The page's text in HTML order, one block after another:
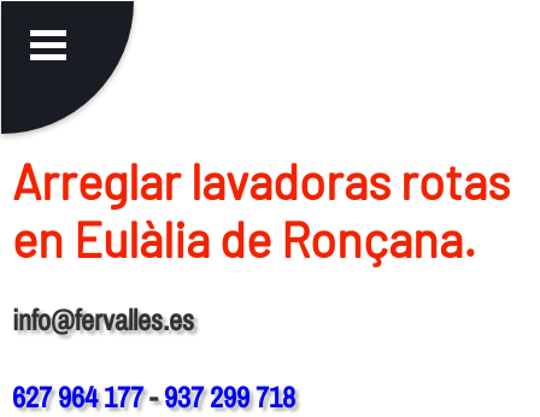
Arreglar lavadoras rotas
en Eulàlia de Ronçana.
info@fervalles.es
627 964 177-937 299 718